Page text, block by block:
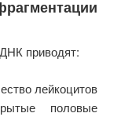
приводят:
лейкоцитов
половые